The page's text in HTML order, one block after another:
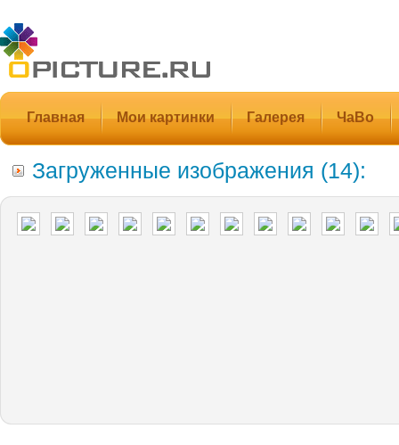
Главная Мои картинки Галерея ЧаВо
Загруженные изображения (14):